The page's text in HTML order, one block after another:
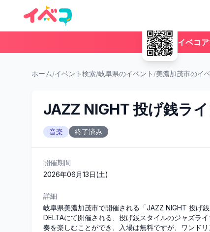
イベコ
ホーム/イベント検索/岐阜県のイベント /美濃加茂市のイ
JAZZ NIGHT 投げ銭ラ
音楽 終了済み
開催期間
2026年06月13日(土)
詳細
岐阜県美濃加茂市で開催される「JAZZ NIGHT 投げ
DELTAにて開催される、投げ銭スタイルのジャズラ
奏を楽しむことができ、入場は無料ですが、ワンド